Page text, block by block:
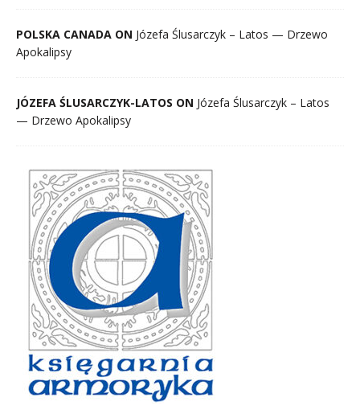
POLSKA CANADA ON Józefa Ślusarczyk – Latos — Drzewo
Apokalipsy
JÓZEFA ŚLUSARCZYK-LATOS ON Józefa Ślusarczyk – Latos
— Drzewo Apokalipsy